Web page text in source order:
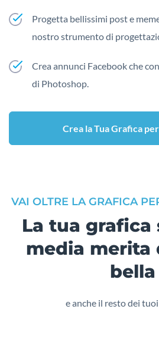
Progetta bellissimi post e
nostro strumento di
Crea annunci Facebook che
di Photoshop.
Crea la Tua Grafica
VAI OLTRE LA GRAFICA
La tua grafica
media merita
bella
e anche il resto dei